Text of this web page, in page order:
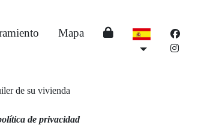
Mapa
de su vivienda
de privacidad